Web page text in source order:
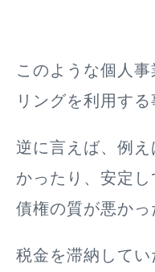
このような個人
リングを利用する
逆に言えば、例
かったり、安定
債権の質が悪かっ
税金を滞納して